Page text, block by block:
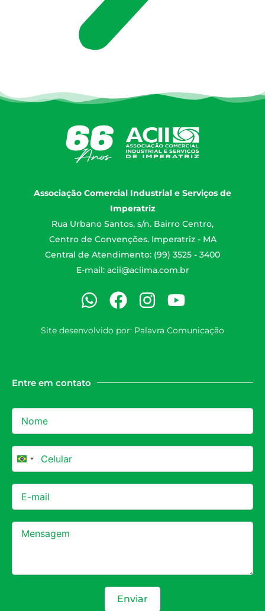
Associação Comercial Industrial e Serviços de
Imperatriz
Rua Urbano Santos, s/n. Bairro Centro,
Centro de Convenções. Imperatriz - MA
Central de Atendimento: (99) 3525 - 3400
E-mail: acii@aciima.com.br
Site desenvolvido por: Palavra Comunicação
Entre em contato
Brazil +55
Enviar